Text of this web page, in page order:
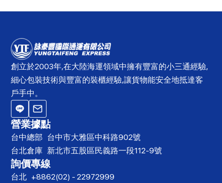
創立於2003年,在大陸海運領域中擁有豐富的小三通經驗,
細心包裝技術與豐富的裝櫃經驗,讓貨物能安全地抵達客
戶手中。
營業據點
台中總部 台中市大雅區中科路902號
台北倉庫 新北市五股區民義路一段112-9號
詢價專線
台北 +8862(02) - 22972999